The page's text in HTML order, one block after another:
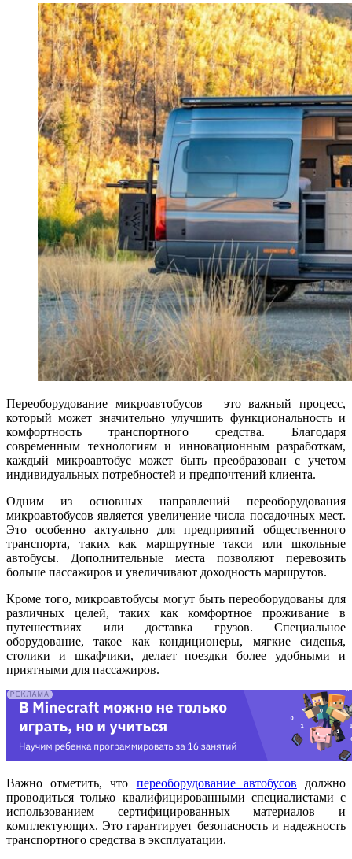
Переоборудование микроавтобусов – это важный процесс,
который может значительно улучшить функциональность и
комфортность транспортного средства. Благодаря
современным технологиям и инновационным разработкам,
каждый микроавтобус может быть преобразован с учетом
индивидуальных потребностей и предпочтений клиента.
Одним из основных направлений переоборудования
микроавтобусов является увеличение числа посадочных мест.
Это особенно актуально для предприятий общественного
транспорта, таких как маршрутные такси или школьные
автобусы. Дополнительные места позволяют перевозить
больше пассажиров и увеличивают доходность маршрутов.
Кроме того, микроавтобусы могут быть переоборудованы для
различных целей, таких как комфортное проживание в
путешествиях или доставка грузов. Специальное
оборудование, такое как кондиционеры, мягкие сиденья,
столики и шкафчики, делает поездки более удобными и
приятными для пассажиров.
Важно отметить, что переоборудование автобусов должно
проводиться только квалифицированными специалистами с
использованием сертифицированных материалов и
комплектующих. Это гарантирует безопасность и надежность
транспортного средства в эксплуатации.